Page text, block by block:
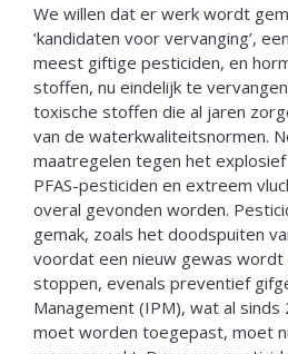
We willen dat er werk wordt
‘kandidaten voor vervanging’,
meest giftige pesticiden, en
stoffen, nu eindelijk te
toxische stoffen die al jaren
van de waterkwaliteitsnormen.
maatregelen tegen het
PFAS-pesticiden en extreem
overal gevonden worden.
gemak, zoals het doodspuiten
voordat een nieuw gewas
stoppen, evenals preventief
Management (IPM), wat al
moet worden toegepast, moet